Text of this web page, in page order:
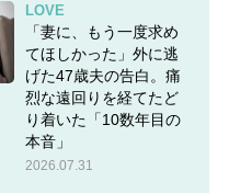
LOVE
「妻に、もう一度求め
てほしかった」外に逃
げた47歳夫の告白。痛
烈な遠回りを経てたど
り着いた「10数年目の
本音」
2026.07.31